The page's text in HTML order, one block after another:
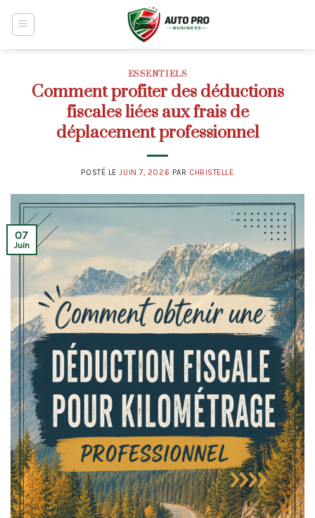
ESSENTIELS
Comment profiter des déductions
fiscales liées aux frais de
déplacement professionnel
POSTÉ LEJUIN 7, 2026 PAR CHRISTELLE
07
Juin